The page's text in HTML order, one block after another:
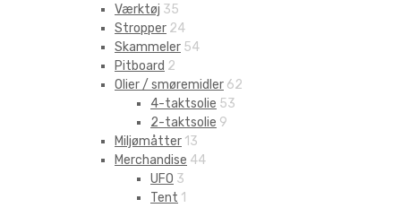
Værktøj 35
Stropper 24
Skammeler 54
Pitboard 2
Olier / smøremidler 62
4-taktsolie 53
2-taktsolie 9
Miljømåtter 13
Merchandise 44
UFO 3
Tent 1